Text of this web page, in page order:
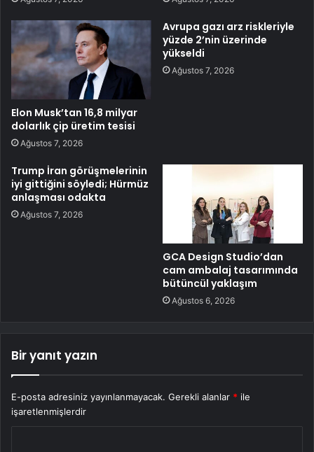
Elon Musk’tan 16,8 milyar
dolarlık çip üretim tesisi
Ağustos 7, 2026
Avrupa gazı arz riskleriyle
yüzde 2’nin üzerinde
yükseldi
Ağustos 7, 2026
Trump İran görüşmelerinin
iyi gittiğini söyledi; Hürmüz
anlaşması odakta
Ağustos 7, 2026
GCA Design Studio’dan
cam ambalaj tasarımında
bütüncül yaklaşım
Ağustos 6, 2026
Bir yanıt yazın
E-posta adresiniz yayınlanmayacak. Gerekli alanlar * ile
işaretlenmişlerdir